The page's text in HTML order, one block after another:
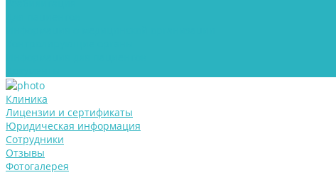
Клиника
Лицензии и сертификаты
Юридическая информация
Сотрудники
Отзывы
Фотогалерея